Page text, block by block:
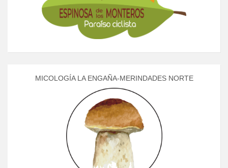
MICOLOGÍA LA ENGAÑA-MERINDADES NORTE